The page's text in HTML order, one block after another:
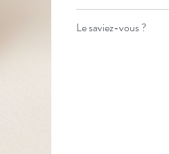
une saveur
Le saviez-vous ?